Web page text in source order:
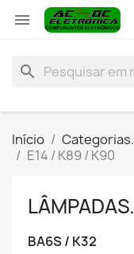

search
Início Categorias.
E14 / K89 / K90
LÂMPADAS.
BA6S / K32